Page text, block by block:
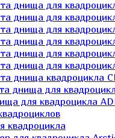
днища для
днища для
днища для
днища для
днища для
днища для
днища квадроцикла
днища для
для квадроцикла
квадроцикла